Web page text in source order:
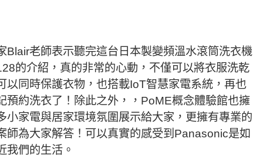
Blair老師表示聽完這台日本製變頻溫水滾筒洗衣機
的介紹，真的非常的心動，不僅可以將衣服洗乾
以同時保護衣物，也搭載IoT智慧家電系統，再也
預約洗衣了！除此之外，，PoME概念體驗館也擁
小家電與居家環境氛圍展示給大家，更擁有專業的
師為大家解答！可以真實的感受到Panasonic是如
我們的生活。